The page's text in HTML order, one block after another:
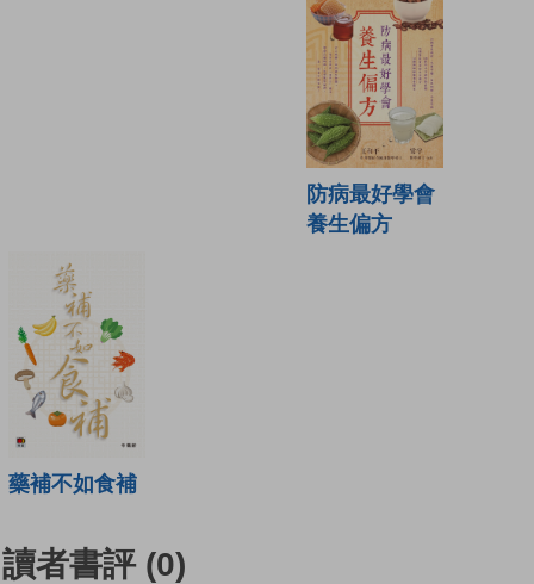
防病最好學會
養生偏方
藥補不如食補
讀者書評 (0)